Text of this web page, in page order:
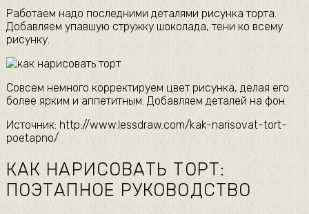
Работаем надо последними деталями рисунка торта.
Добавляем упавшую стружку шоколада, тени ко всему
рисунку.
Совсем немного корректируем цвет рисунка, делая его
более ярким и аппетитным. Добавляем деталей на фон.
Источник: http://www.lessdraw.com/kak-narisovat-tort-
poetapno/
КАК НАРИСОВАТЬ ТОРТ:
ПОЭТАПНОЕ РУКОВОДСТВО